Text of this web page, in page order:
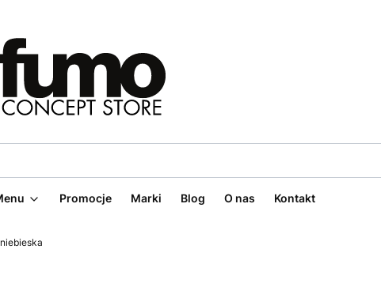
Promocje Marki Blog O nas Kontakt